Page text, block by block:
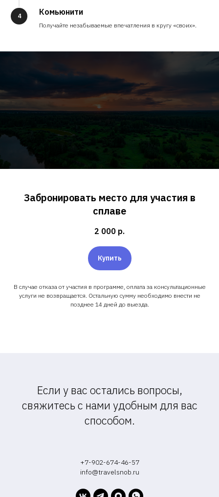
4 Комьюнити
Получайте незабываемые впечатления в кругу «своих».
Забронировать место для участия в
сплаве
2 000 р.
Купить
В случае отказа от участия в программе, оплата за консультационные
услуги не возвращается. Остальную сумму необходимо внести не
позднее 14 дней до выезда.
Если у вас остались вопросы,
свяжитесь с нами удобным для вас
способом.
+7-902-674-46-57
info@travelsnob.ru